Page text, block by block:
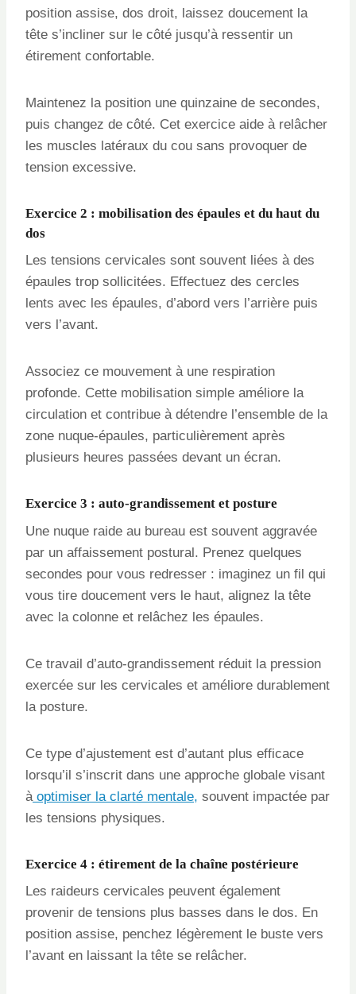
position assise, dos droit, laissez doucement la
tête s’incliner sur le côté jusqu’à ressentir un
étirement confortable.
Maintenez la position une quinzaine de secondes,
puis changez de côté. Cet exercice aide à relâcher
les muscles latéraux du cou sans provoquer de
tension excessive.
Exercice 2 : mobilisation des épaules et du haut du
dos
Les tensions cervicales sont souvent liées à des
épaules trop sollicitées. Effectuez des cercles
lents avec les épaules, d’abord vers l’arrière puis
vers l’avant.
Associez ce mouvement à une respiration
profonde. Cette mobilisation simple améliore la
circulation et contribue à détendre l’ensemble de la
zone nuque-épaules, particulièrement après
plusieurs heures passées devant un écran.
Exercice 3 : auto-grandissement et posture
Une nuque raide au bureau est souvent aggravée
par un affaissement postural. Prenez quelques
secondes pour vous redresser : imaginez un fil qui
vous tire doucement vers le haut, alignez la tête
avec la colonne et relâchez les épaules.
Ce travail d’auto-grandissement réduit la pression
exercée sur les cervicales et améliore durablement
la posture.
Ce type d’ajustement est d’autant plus efficace
lorsqu’il s’inscrit dans une approche globale visant
à optimiser la clarté mentale, souvent impactée par
les tensions physiques.
Exercice 4 : étirement de la chaîne postérieure
Les raideurs cervicales peuvent également
provenir de tensions plus basses dans le dos. En
position assise, penchez légèrement le buste vers
l’avant en laissant la tête se relâcher.